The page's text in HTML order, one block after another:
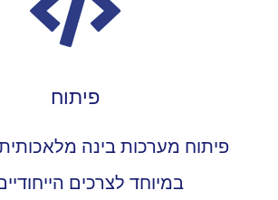
פיתוח
פיתוח מערכות בינה
במיוחד לצרכים